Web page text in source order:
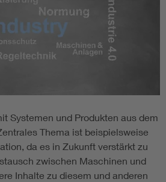
Systemen und Produkten aus dem
Thema ist beispielsweise
da es in Zukunft verstärkt zu
zwischen Maschinen und
Inhalte zu diesem und anderen